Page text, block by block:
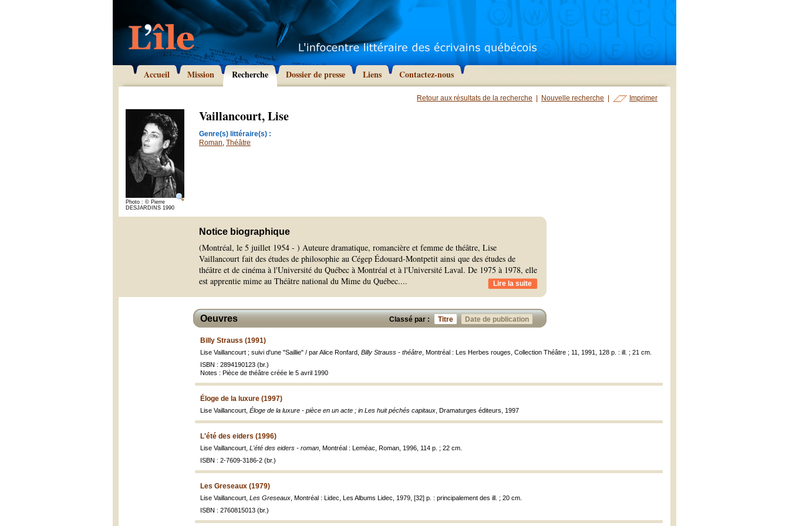
Accueil Mission Recherche Dossier de presse Liens Contactez-nous
Retour aux résultats de la recherche Nouvelle recherche Imprimer
Photo : © Pierre
DESJARDINS 1990
Vaillancourt, Lise
Genre(s) littéraire(s) :
Roman, Théâtre
Notice biographique
(Montréal, le 5 juillet 1954 - ) Auteure dramatique, romancière et femme de théâtre, Lise
Vaillancourt fait des études de philosophie au Cégep Édouard-Montpetit ainsi que des études de
théâtre et de cinéma à l'Université du Québec à Montréal et à l'Université Laval. De 1975 à 1978, elle
est apprentie mime au Théâtre national du Mime du Québec.... Lire la suite
Classé par : Titre Date de publication
Oeuvres
Billy Strauss (1991)
Lise Vaillancourt ; suivi d'une "Saillie" / par Alice Ronfard, Billy Strauss - théâtre , Montréal : Les Herbes rouges, Collection Théâtre ; 11, 1991, 128 p. : ill. ; 21 cm.
ISBN : 2894190123 (br.)
Notes : Pièce de théâtre créée le 5 avril 1990
Éloge de la luxure (1997)
Lise Vaillancourt, Éloge de la luxure - pièce en un acte ; in Les huit péchés capitaux , Dramaturges éditeurs, 1997
L'été des eiders (1996)
Lise Vaillancourt, L'été des eiders - roman , Montréal : Leméac, Roman, 1996, 114 p. ; 22 cm.
ISBN : 2-7609-3186-2 (br.)
Les Greseaux (1979)
Lise Vaillancourt, Les Greseaux , Montréal : Lidec, Les Albums Lidec, 1979, [32] p. : principalement des ill. ; 20 cm.
ISBN : 2760815013 (br.)